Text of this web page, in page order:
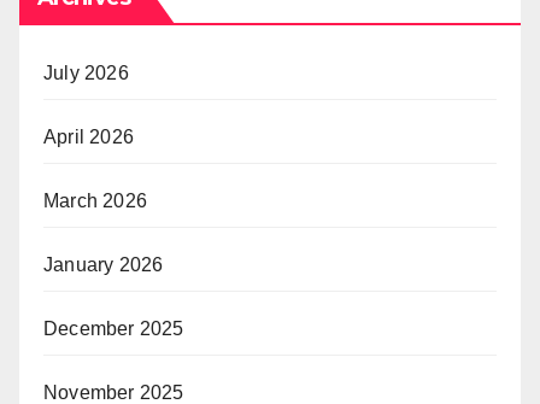
July 2026
April 2026
March 2026
January 2026
December 2025
November 2025